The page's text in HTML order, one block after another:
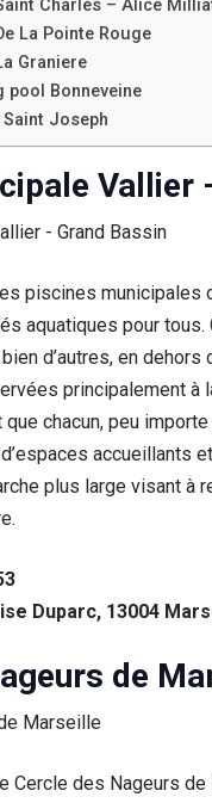
Charles – Alice
La Pointe Rouge
Graniere
pool Bonneveine
Joseph
Vallier
piscines municipales
aquatiques pour
d’autres, en
principalement
chacun, peu
accueillants
plus large visant
Duparc, 13004
de
Cercle des Nageurs